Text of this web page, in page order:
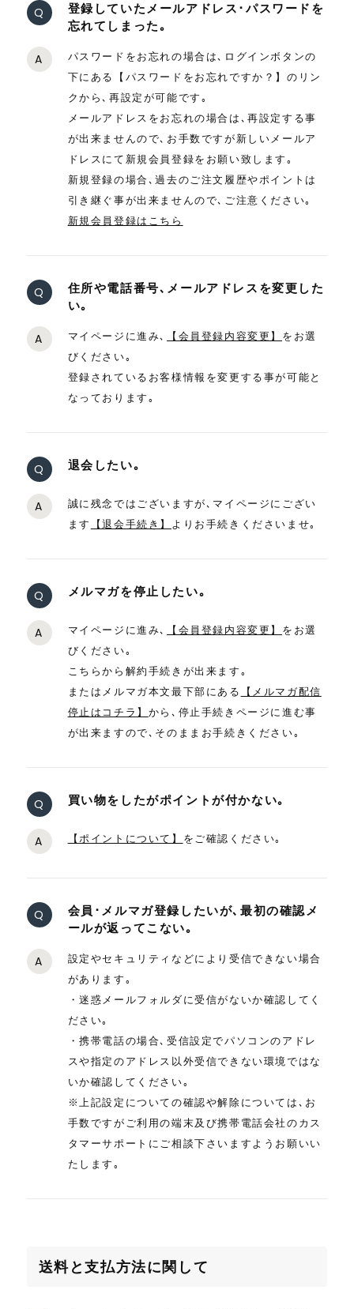
Q
登録していたメールアドレス･パスワードを
忘れてしまった｡
A
パスワードをお忘れの場合は､ログインボタンの
下にある【パスワードをお忘れですか？】のリン
クから､再設定が可能です｡
メールアドレスをお忘れの場合は､再設定する事
が出来ませんので､お手数ですが新しいメールア
ドレスにて新規会員登録をお願い致します｡
新規登録の場合､過去のご注文履歴やポイントは
引き継ぐ事が出来ませんので､ご注意ください｡
新規会員登録はこちら
Q
住所や電話番号､メールアドレスを変更した
い｡
A マイページに進み､ 【会員登録内容変更】 をお選
びください｡
登録されているお客様情報を変更する事が可能と
なっております｡
Q 退会したい｡
A
誠に残念ではございますが､マイページにござい
ます 【退会手続き】 よりお手続きくださいませ｡
Q メルマガを停止したい｡
A マイページに進み､ 【会員登録内容変更】 をお選
びください｡
こちらから解約手続きが出来ます｡
またはメルマガ本文最下部にある 【メルマガ配信
停止はコチラ】 から､停止手続きページに進む事
が出来ますので､そのままお手続きください｡
Q 買い物をしたがポイントが付かない｡
A 【ポイントについて】 をご確認ください｡
Q
会員･メルマガ登録したいが､最初の確認メ
ールが返ってこない｡
A
設定やセキュリティなどにより受信できない場合
があります｡
・迷惑メールフォルダに受信がないか確認してく
ださい｡
・携帯電話の場合､受信設定でパソコンのアドレ
スや指定のアドレス以外受信できない環境ではな
いか確認してください｡
※上記設定についての確認や解除については､お
手数ですがご利用の端末及び携帯電話会社のカス
タマーサポートにご相談下さいますようお願いい
たします｡
送料と支払方法に関して